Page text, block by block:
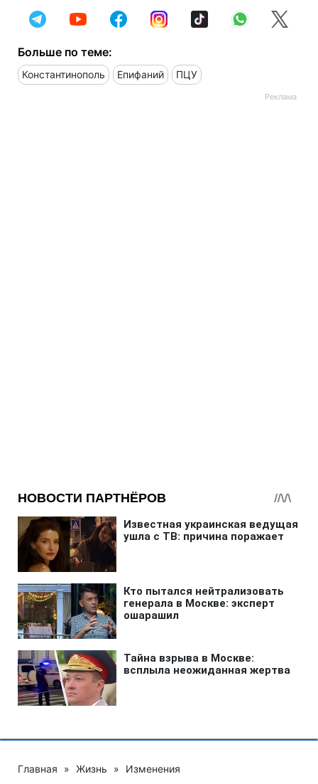
Больше по теме:
Константинополь Епифаний ПЦУ
Главная » Жизнь » Изменения